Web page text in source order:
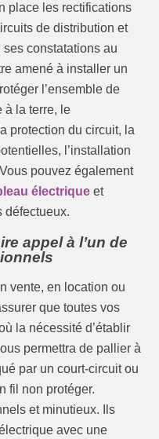
place les rectifications
de distribution et
constatations au
amené à installer un
l’ensemble de
à la terre, le
protection du circuit, la
l’installation
pouvez également
électrique et
défectueux.
appel à l’un de
vente, en location ou
que toutes vos
la nécessité d’établir
permettra de pallier à
par un court-circuit ou
fil non protéger.
et minutieux. Ils
avec une